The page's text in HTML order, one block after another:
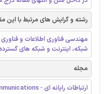
رشته و گرایش های مرتبط با این
مهندسی فناوری اطلاعات و فناوری
شبکه، اینترنت و شبکه های
مجله
ارتباطات رایانه ای - Computer Communications